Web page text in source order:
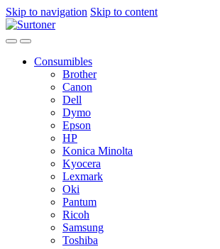
Skip to navigation Skip to content
Consumibles
Brother
Canon
Dell
Dymo
Epson
HP
Konica Minolta
Kyocera
Lexmark
Oki
Pantum
Ricoh
Samsung
Toshiba